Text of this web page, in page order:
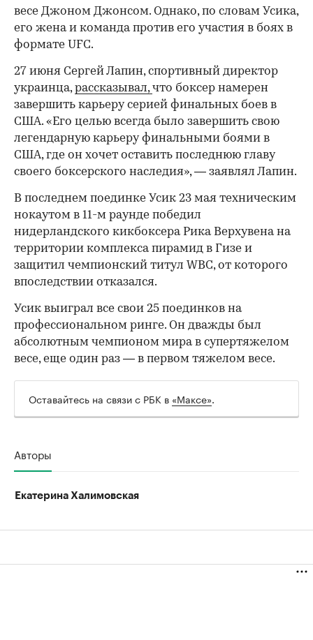
весе Джоном Джонсом. Однако, по словам Усика,
его жена и команда против его участия в боях в
формате UFC.
27 июня Сергей Лапин, спортивный директор
украинца,рассказывал,что боксер намерен
завершить карьеру серией финальных боев в
США. «Его целью всегда было завершить свою
легендарную карьеру финальными боями в
США, где он хочет оставить последнюю главу
своего боксерского наследия», — заявлял Лапин.
В последнем поединке Усик 23 мая техническим
нокаутом в 11-м раунде победил
нидерландского кикбоксера Рика Верхувена на
территории комплекса пирамид в Гизе и
защитил чемпионский титул WBC, от которого
впоследствии отказался.
Усик выиграл все свои 25 поединков на
профессиональном ринге. Он дважды был
абсолютным чемпионом мира в супертяжелом
весе, еще один раз — в первом тяжелом весе.
Оставайтесь на связи с РБК в «Максе».
Авторы
Екатерина Халимовская